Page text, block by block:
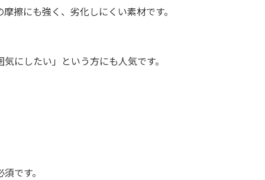
擦にも強く、劣化しにくい素材です。
にしたい」という方にも人気です。
です。